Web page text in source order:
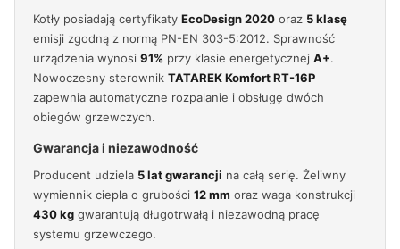
Kotły posiadają certyfikaty EcoDesign 2020 oraz 5 klasę
emisji zgodną z normą PN-EN 303-5:2012. Sprawność
urządzenia wynosi 91% przy klasie energetycznej A+.
Nowoczesny sterownik TATAREK Komfort RT-16P
zapewnia automatyczne rozpalanie i obsługę dwóch
obiegów grzewczych.
Gwarancja i niezawodność
Producent udziela 5 lat gwarancji na całą serię. Żeliwny
wymiennik ciepła o grubości 12 mm oraz waga konstrukcji
430 kg gwarantują długotrwałą i niezawodną pracę
systemu grzewczego.